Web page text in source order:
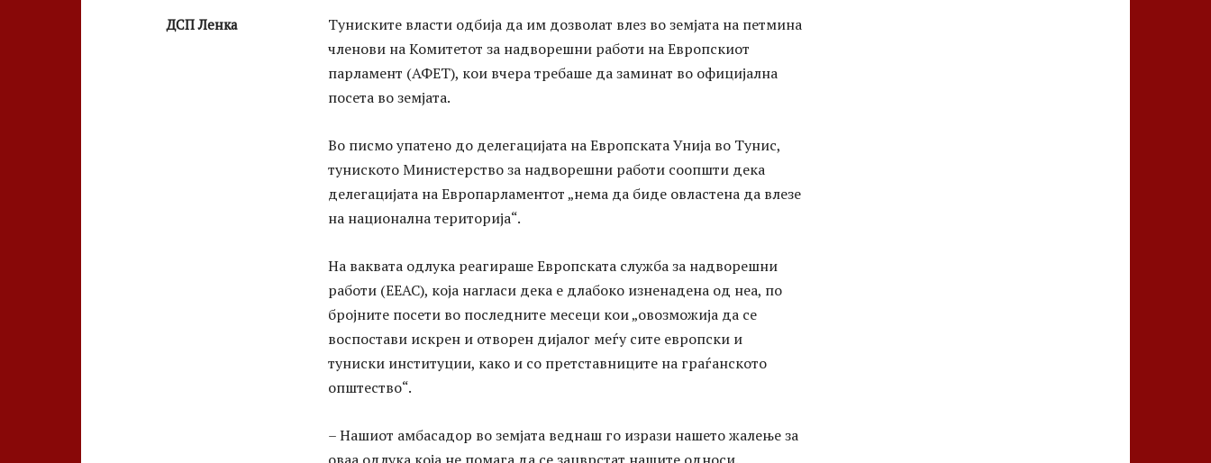
ДСП Ленка
Туниските власти одбија да им дозволат влез во земјата на петмина
членови на Комитетот за надворешни работи на Европскиот
парламент (АФЕТ), кои вчера требаше да заминат во официјална
посета во земјата.
Во писмо упатено до делегацијата на Европската Унија во Тунис,
туниското Министерство за надворешни работи соопшти дека
делегацијата на Европарламентот „нема да биде овластена да влезе
на национална територија“.
На ваквата одлука реагираше Европската служба за надворешни
работи (ЕЕАС), која нагласи дека е длабоко изненадена од неа, по
бројните посети во последните месеци кои „овозможија да се
воспостави искрен и отворен дијалог меѓу сите европски и
туниски институции, како и со претставниците на граѓанското
општество“.
– Нашиот амбасадор во земјата веднаш го изрази нашето жалење за
оваа одлука која не помага да се зацврстат нашите односи.